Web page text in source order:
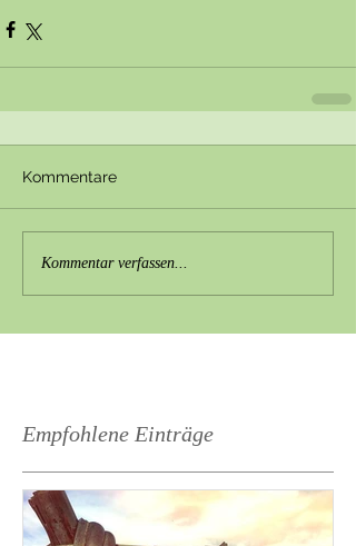
Kommentare
Kommentar verfassen...
Empfohlene Einträge